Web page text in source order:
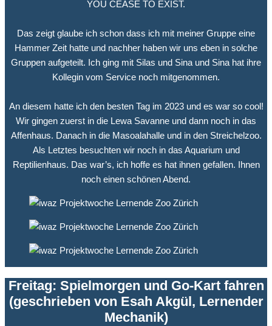
YOU CEASE TO EXIST.
Das zeigt glaube ich schon dass ich mit meiner Gruppe eine
Hammer Zeit hatte und nachher haben wir uns eben in solche
Gruppen aufgeteilt. Ich ging mit Silas und Sina und Sina hat ihre
Kollegin vom Service noch mitgenommen.
An diesem hatte ich den besten Tag im 2023 und es war so cool!
Wir gingen zuerst in die Lewa Savanne und dann noch in das
Affenhaus. Danach in die Masoalahalle und in den Streichelzoo.
Als Letztes besuchten wir noch in das Aquarium und
Reptilienhaus. Das war’s, ich hoffe es hat ihnen gefallen. Ihnen
noch einen schönen Abend.
Freitag: Spielmorgen und Go-Kart fahren
(geschrieben von Esah Akgül, Lernender
Mechanik)